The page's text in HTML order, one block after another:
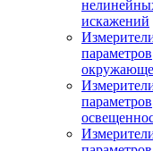
искажений
параметров
параметров